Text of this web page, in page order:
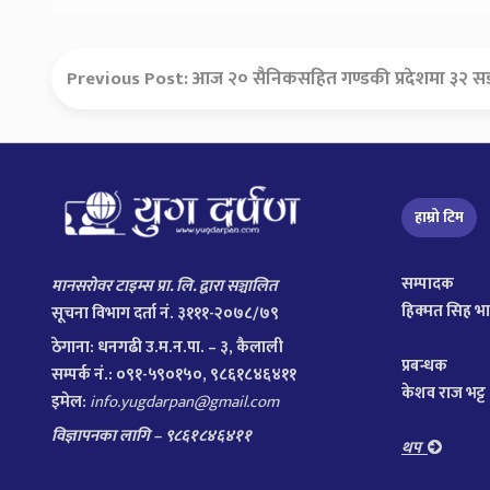
Previous Post:आज २० सैनिकसहित गण्डकी प्रदेशमा ३२
मानसरोवर टाइम्स प्रा. लि. द्वारा सञ्चालित
सूचना विभाग दर्ता नं. ३१११-२०७८/७९
ठेगाना: धनगढी उ.म.न.पा. – ३, कैलाली
सम्पर्क नं.: ०९१-५९०१५०, ९८६१८४६४११
इमेल: info.yugdarpan@gmail.com
विज्ञापनका लागि – ९८६१८४६४११
हाम्रो टिम
सम्पादक
हिक्मत सिह
प्रबन्धक
केशव राज भट्ट
थप